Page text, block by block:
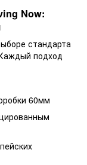
Now:
стандарта
подход
60мм